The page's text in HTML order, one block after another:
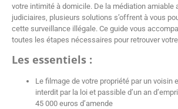
votre intimité à domicile. De la médiation amiable
judiciaires, plusieurs solutions s’offrent à vous
cette surveillance illégale. Ce guide vous
toutes les étapes nécessaires pour retrouver
Les essentiels :
Le filmage de votre propriété par un voisin
interdit par la loi et passible d’un an
45 000 euros d’amende